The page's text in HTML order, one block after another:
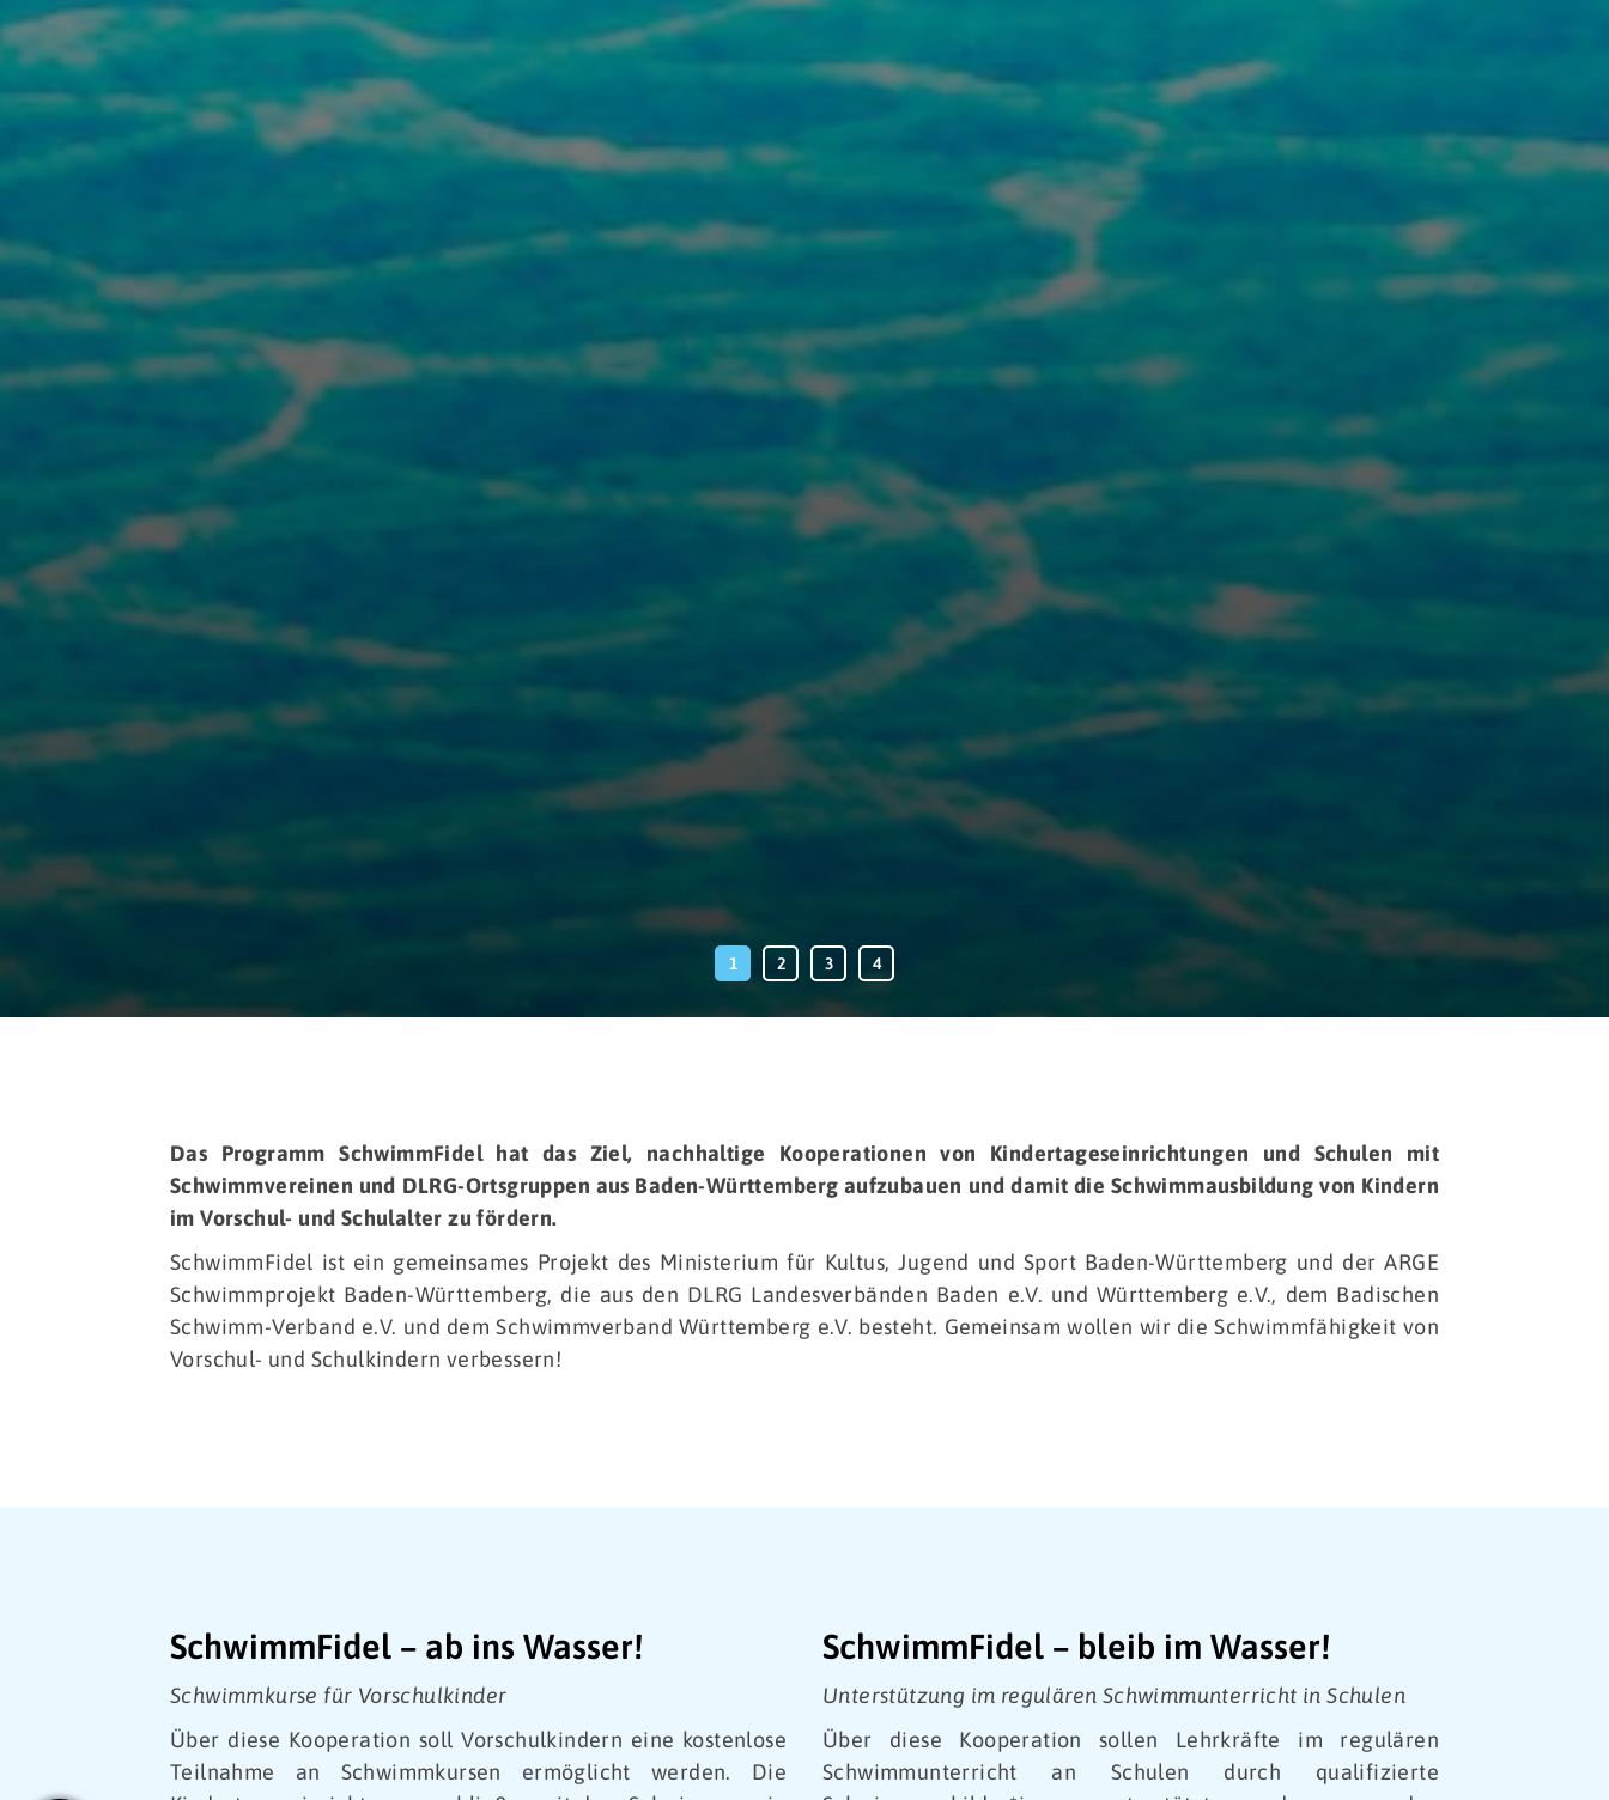
Das Programm SchwimmFidel hat das Ziel, nachhaltige Kooperationen von Kindertageseinrichtungen und Schulen mit
Schwimmvereinen und DLRG-Ortsgruppen aus Baden-Württemberg aufzubauen und damit die Schwimmausbildung von Kindern
im Vorschul- und Schulalter zu fördern.
SchwimmFidel ist ein gemeinsames Projekt des Ministerium für Kultus, Jugend und Sport Baden-Württemberg und der ARGE
Schwimmprojekt Baden-Württemberg, die aus den DLRG Landesverbänden Baden e.V. und Württemberg e.V., dem Badischen
Schwimm-Verband e.V. und dem Schwimmverband Württemberg e.V. besteht. Gemeinsam wollen wir die Schwimmfähigkeit von
Vorschul- und Schulkindern verbessern!
SchwimmFidel – ab ins Wasser! SchwimmFidel – bleib im Wasser!
Schwimmkurse für Vorschulkinder
Über diese Kooperation soll Vorschulkindern eine kostenlose
Teilnahme an Schwimmkursen ermöglicht werden. Die
Unterstützung im regulären Schwimmunterricht in Schulen
Über diese Kooperation sollen Lehrkräfte im regulären
Schwimmunterricht an Schulen durch qualifizierte